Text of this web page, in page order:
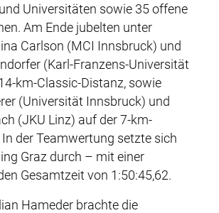
Universitäten sowie 35 offene
Am Ende jubelten unter
Carlson (MCI Innsbruck) und
(Karl-Franzens-Universität
km-Classic-Distanz, sowie
(Universität Innsbruck) und
(JKU Linz) auf der 7-km-
der Teamwertung setzte sich
Graz durch – mit einer
Gesamtzeit von 1:50:45,62.
Hameder brachte die